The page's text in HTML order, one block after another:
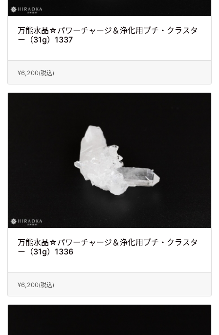
万能水晶☆パワーチャージ＆浄化用プチ・クラスタ
ー（31g）1337
¥6,200(税込)
万能水晶☆パワーチャージ＆浄化用プチ・クラスタ
ー（31g）1336
¥6,200(税込)